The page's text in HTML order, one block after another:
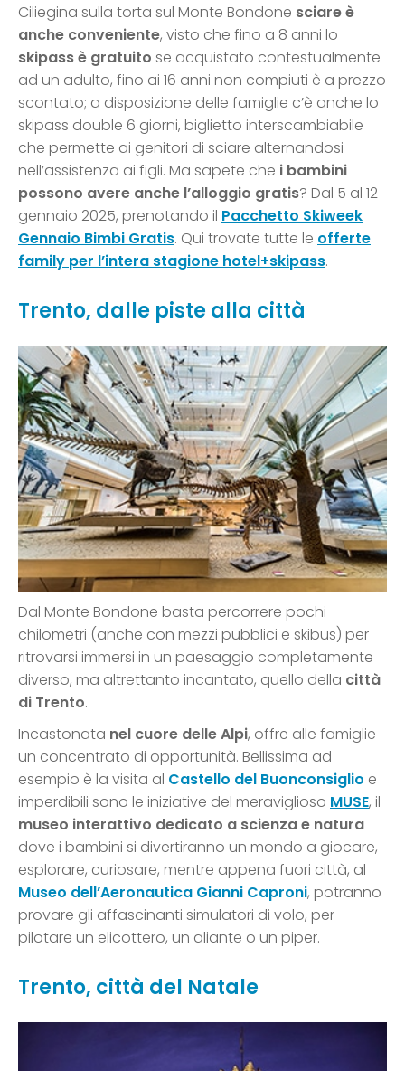
Ciliegina sulla torta sul Monte Bondone sciare è
anche conveniente, visto che fino a 8 anni lo
skipass è gratuito se acquistato contestualmente
ad un adulto, fino ai 16 anni non compiuti è a prezzo
scontato; a disposizione delle famiglie c’è anche lo
skipass double 6 giorni, biglietto interscambiabile
che permette ai genitori di sciare alternandosi
nell’assistenza ai figli. Ma sapete che i bambini
possono avere anche l’alloggio gratis? Dal 5 al 12
gennaio 2025, prenotando il Pacchetto Skiweek
Gennaio Bimbi Gratis. Qui trovate tutte le offerte
family per l’intera stagione hotel+skipass.
Trento, dalle piste alla città
Dal Monte Bondone basta percorrere pochi
chilometri (anche con mezzi pubblici e skibus) per
ritrovarsi immersi in un paesaggio completamente
diverso, ma altrettanto incantato, quello della città
di Trento.
Incastonata nel cuore delle Alpi, offre alle famiglie
un concentrato di opportunità. Bellissima ad
esempio è la visita al Castello del Buonconsiglio e
imperdibili sono le iniziative del meraviglioso MUSE, il
museo interattivo dedicato a scienza e natura
dove i bambini si divertiranno un mondo a giocare,
esplorare, curiosare, mentre appena fuori città, al
Museo dell’Aeronautica Gianni Caproni, potranno
provare gli affascinanti simulatori di volo, per
pilotare un elicottero, un aliante o un piper.
Trento, città del Natale